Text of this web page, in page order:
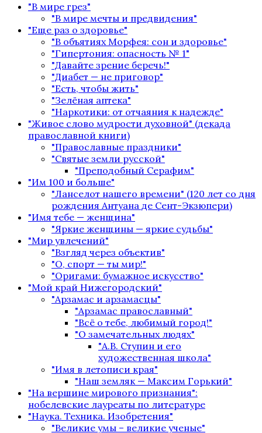
"В мире грез"
"В мире мечты и предвидения"
"Еще раз о здоровье"
"В объятиях Морфея: сон и здоровье"
"Гипертония: опасность № 1"
"Давайте зрение беречь!"
"Диабет — не приговор"
"Есть, чтобы жить"
"Зелёная аптека"
"Наркотики: от отчаяния к надежде"
"Живое слово мудрости духовной" (декада
православной книги)
"Православные праздники"
"Святые земли русской"
"Преподобный Серафим"
"Им 100 и больше"
"Ланселот нашего времени" (120 лет со дня
рождения Антуана де Сент-Экзюпери)
"Имя тебе — женщина"
"Яркие женщины — яркие судьбы"
"Мир увлечений"
"Взгляд через объектив"
"О, спорт — ты мир!"
"Оригами: бумажное искусство"
"Мой край Нижегородский"
"Арзамас и арзамасцы"
"Арзамас православный"
"Всё о тебе, любимый город!"
"О замечательных людях"
"А.В. Ступин и его
художественная школа"
"Имя в летописи края"
"Наш земляк — Максим Горький"
"На вершине мирового признания":
нобелевские лауреаты по литературе
"Наука. Техника. Изобретения"
"Великие умы – великие ученые"